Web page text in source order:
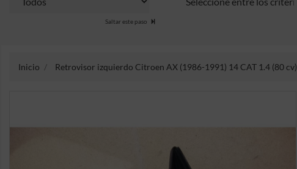
Saltar este paso
Inicio Retrovisor izquierdo Citroen AX (1986-1991) 14 CAT 1.4 (80 cv)